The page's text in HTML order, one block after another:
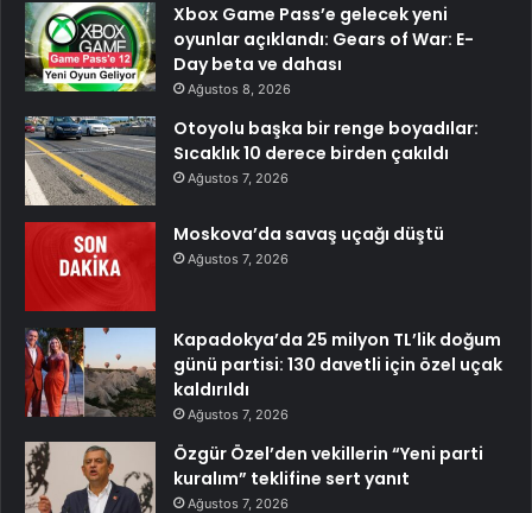
Xbox Game Pass’e gelecek yeni
oyunlar açıklandı: Gears of War: E-
Day beta ve dahası
Ağustos 8, 2026
Otoyolu başka bir renge boyadılar:
Sıcaklık 10 derece birden çakıldı
Ağustos 7, 2026
Moskova’da savaş uçağı düştü
Ağustos 7, 2026
Kapadokya’da 25 milyon TL’lik doğum
günü partisi: 130 davetli için özel uçak
kaldırıldı
Ağustos 7, 2026
Özgür Özel’den vekillerin “Yeni parti
kuralım” teklifine sert yanıt
Ağustos 7, 2026